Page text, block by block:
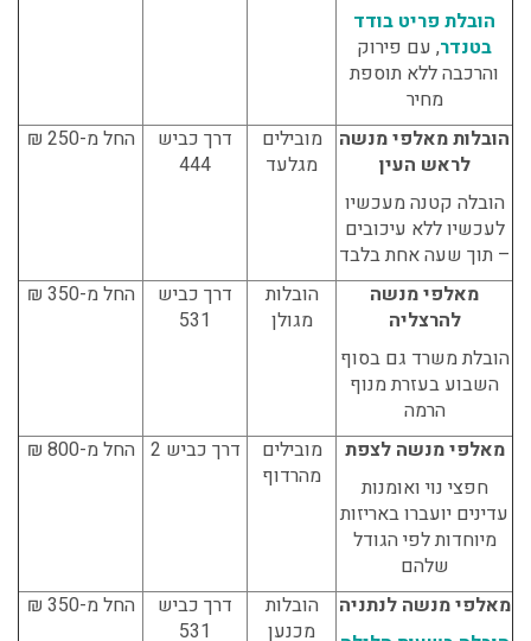
הובלת פריט בודד
בטנדר, עם פירוק
והרכבה ללא תוספת
מחיר
הובלות מאלפי מנשה
לראש העין
הובלה קטנה מעכשיו
לעכשיו ללא עיכובים
– תוך שעה אחת בלבד
מובילים
מגלעד
דרך כביש
444
החל מ-250 ₪
מאלפי מנשה
להרצליה
הובלת משרד גם בסוף
השבוע בעזרת מנוף
הרמה
הובלות
מגולן
דרך כביש
531
החל מ-350 ₪
מאלפי מנשה לצפת
חפצי נוי ואומנות
עדינים יועברו באריזות
מיוחדות לפי הגודל
שלהם
מובילים
מהרדוף
דרך כביש 2 החל מ-800 ₪
מאלפי מנשה לנתניה
הובלות
מכנען
דרך כביש
531
החל מ-350 ₪